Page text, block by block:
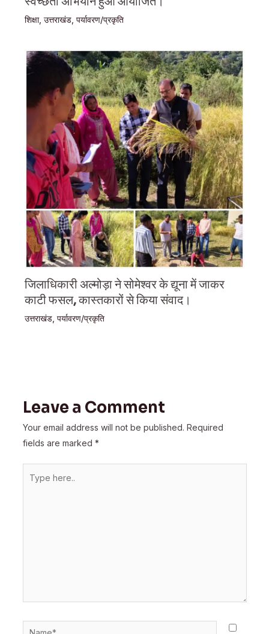
शिक्षा,उत्तराखंड ,पर्यावरण/प्रकृति
जिलाधिकारी अल्मोड़ा ने सोमेश्वर के द्यूना में जाकर
काटी फसल, कास्तकारों से किया संवाद।
उत्तराखंड ,पर्यावरण/प्रकृति
Leave a Comment
Your email address will not be published. Required
fields are marked *
here..
Name*